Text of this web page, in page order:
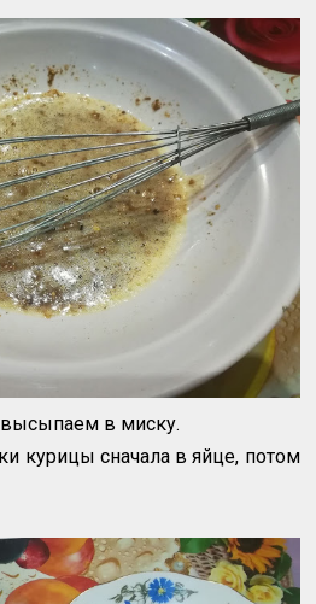
в миску.
курицы сначала в яйце, потом